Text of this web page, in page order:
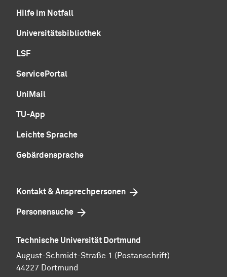
Hilfe im Notfall
Universitätsbibliothek
LSF
ServicePortal
UniMail
TU-App
Leichte Sprache
Gebärdensprache
Kontakt & Ansprechpersonen
Personensuche
Technische Universität Dortmund
August-Schmidt-Straße 1 (Postanschrift)
44227 Dortmund